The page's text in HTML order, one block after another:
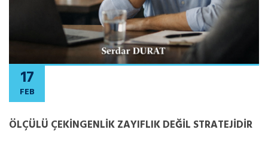
17
FEB
ÖLÇÜLÜ ÇEKİNGENLİK ZAYIFLIK DEĞİL STRATEJİDİR